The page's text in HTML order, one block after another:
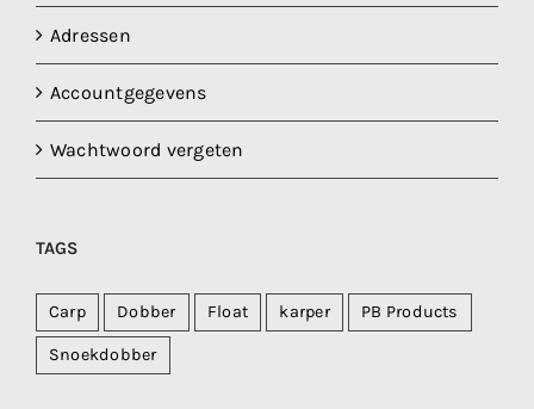
Adressen
Accountgegevens
Wachtwoord vergeten
TAGS
Carp Dobber Float karper PB Products
Snoekdobber